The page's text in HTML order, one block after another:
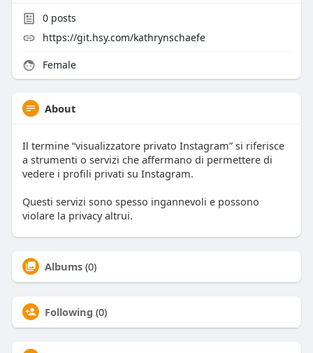
0posts
https://git.hsy.com/kathrynschaefe
Female
About
Il termine “visualizzatore privato Instagram” si riferisce
a strumenti o servizi che affermano di permettere di
vedere i profili privati su Instagram.
Questi servizi sono spesso ingannevoli e possono
violare la privacy altrui.
Albums (0)
Following (0)